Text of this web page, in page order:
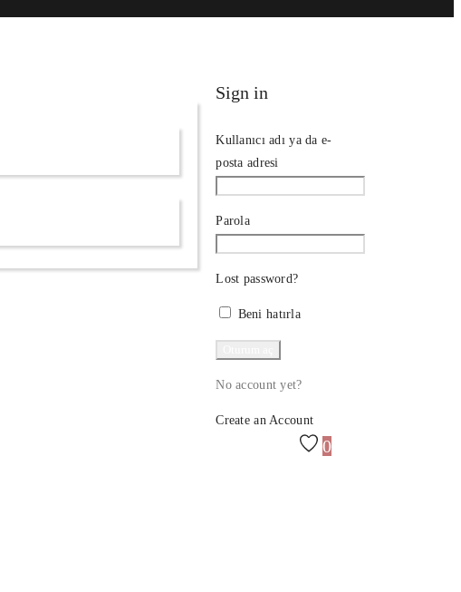
Sign in
Kullanıcı adı ya da e-
posta adresi
Parola
Lost password?
Beni hatırla
No account yet?
Create an Account
0